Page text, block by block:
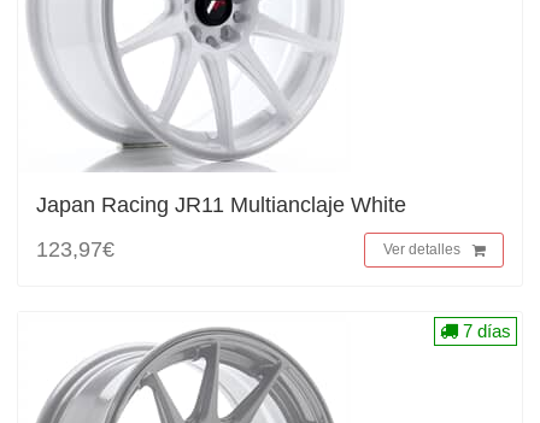
Japan Racing JR11 Multianclaje White
123,97€
Ver detalles
7 días